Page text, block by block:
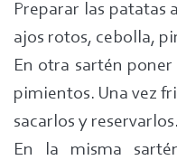
Preparar las patatas
ajos rotos, cebolla,
En otra sartén
pimientos. Una vez
sacarlos y reservarlos.
En la misma